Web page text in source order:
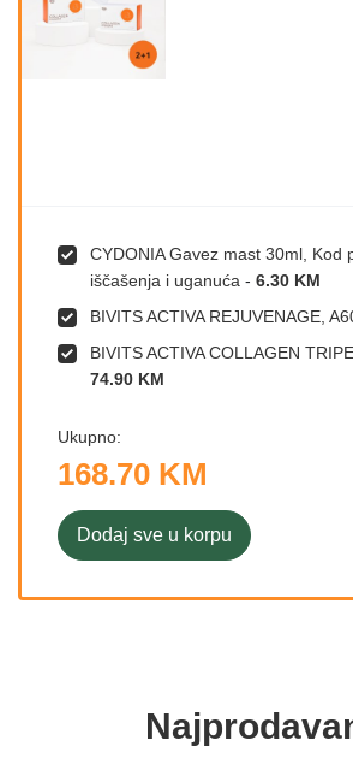
CYDONIA Gavez mast 30ml, Kod
iščašenja i uganuća - 6.30 KM
BIVITS ACTIVA REJUVENAGE,
BIVITS ACTIVA COLLAGEN
74.90 KM
Ukupno:
168.70 KM
Dodaj sve u korpu